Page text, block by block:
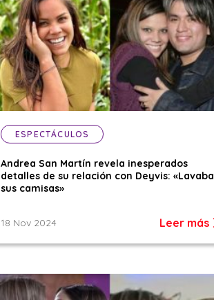
ESPECTÁCULOS
Andrea San Martín revela inesperados
detalles de su relación con Deyvis: «Lavaba
sus camisas»
18 Nov 2024 Leer más